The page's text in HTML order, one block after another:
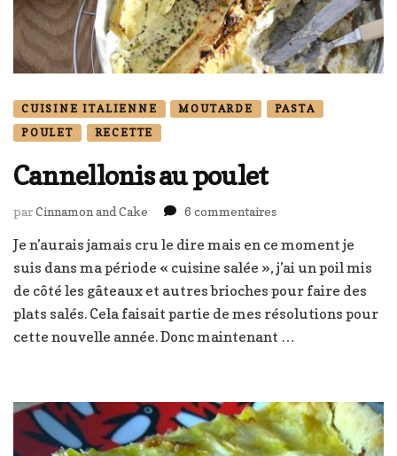
CUISINE ITALIENNE MOUTARDE
PASTA
POULET
RECETTE
Cannellonis au poulet
parCinnamon and Cake 6 commentairessur
au
poulet
Je n’aurais jamais cru le dire mais en ce moment je
suis dans ma période « cuisine salée », j’ai un poil mis
de côté les gâteaux et autres brioches pour faire des
plats salés. Cela faisait partie de mes résolutions pour
cette nouvelle année. Donc maintenant …